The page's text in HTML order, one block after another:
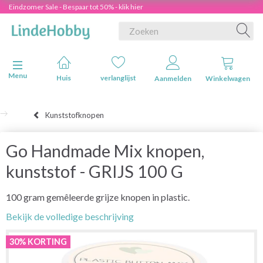
Eindzomer Sale - Bespaar tot 50% - klik hier
Navigatie in-/uitschakelen
Menu
Huis verlanglijst Aanmelden Winkelwagen
Kunststofknopen
Go Handmade Mix knopen,
kunststof - GRIJS 100 G
100 gram gemêleerde grijze knopen in plastic.
Bekijk de volledige beschrijving
30% KORTING